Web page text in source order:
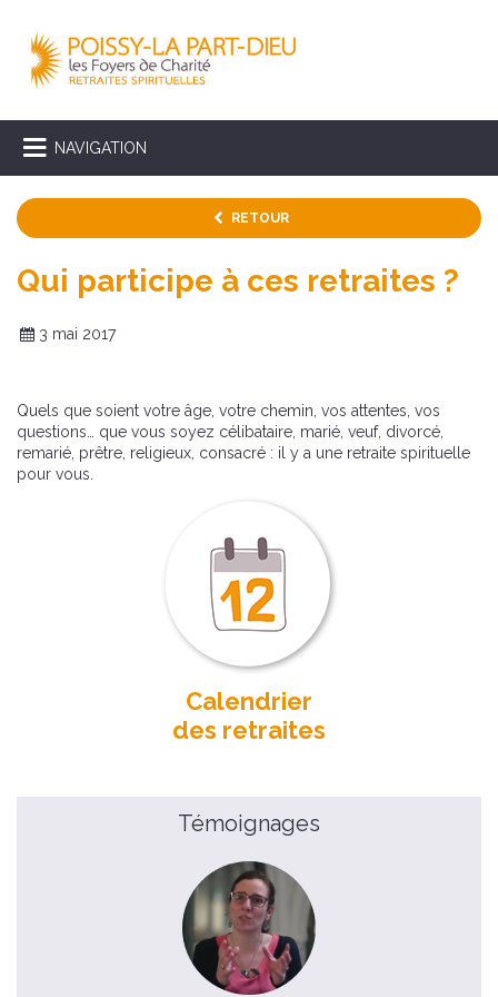
NAVIGATION
RETOUR
Qui participe à ces retraites ?
3 mai 2017
Quels que soient votre âge, votre chemin, vos attentes, vos
questions… que vous soyez célibataire, marié, veuf, divorcé,
remarié, prêtre, religieux, consacré : il y a une retraite spirituelle
pour vous.
Calendrier
des retraites
Témoignages